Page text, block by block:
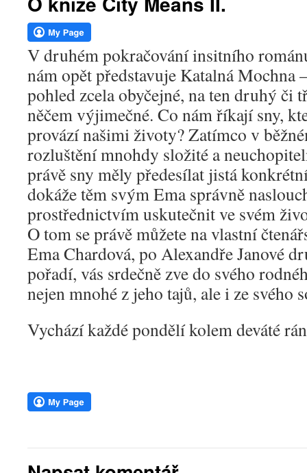
webu
V druhém pokračování insitního
nám opět představuje Katalná Mochna
pohled zcela obyčejné, na ten druhý či
něčem výjimečné. Co nám říkají sny,
provází našimi životy? Zatímco v
rozluštění mnohdy složité a
právě sny měly předesílat jistá
dokáže těm svým Ema správně
prostřednictvím uskutečnit ve svém
O tom se právě můžete na vlastní
Ema Chardová, po Alexandře Janové
pořadí, vás srdečně zve do svého
nejen mnohé z jeho tajů, ale i ze svého
Vychází každé pondělí kolem deváté